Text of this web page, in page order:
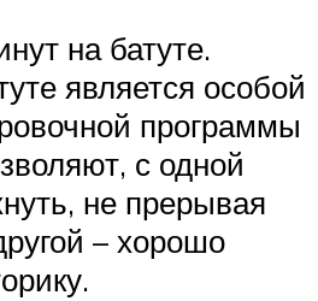
на батуте.
является особой
программы
с одной
не прерывая
– хорошо